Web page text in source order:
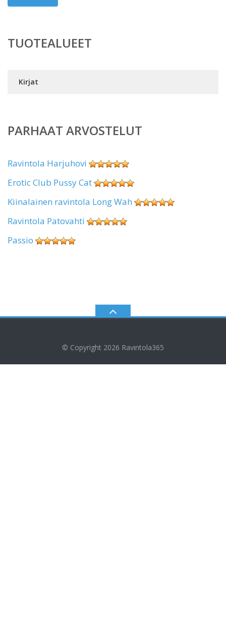
TUOTEALUEET
Kirjat
PARHAAT ARVOSTELUT
Ravintola Harjuhovi
Erotic Club Pussy Cat
Kiinalainen ravintola Long Wah
Ravintola Patovahti
Passio
© Copyright 2026 Ravintola365